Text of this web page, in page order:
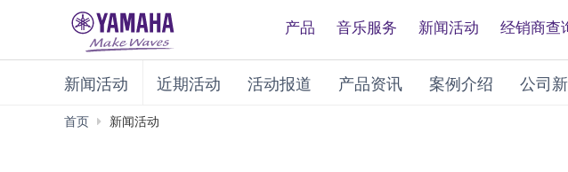
产品 音乐服务 新闻活动 经销商查
新闻活动 近期活动 活动报道 产品资讯 案例介绍 公司
首页 新闻活动